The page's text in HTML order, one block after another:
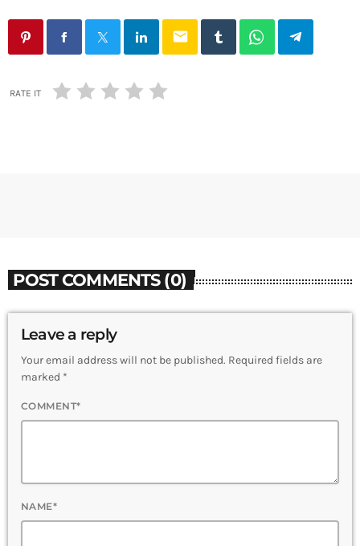
email
RATE IT
POST COMMENTS (0)
Leave a reply
Your email address will not be published. Required fields are
marked *
COMMENT*
NAME*